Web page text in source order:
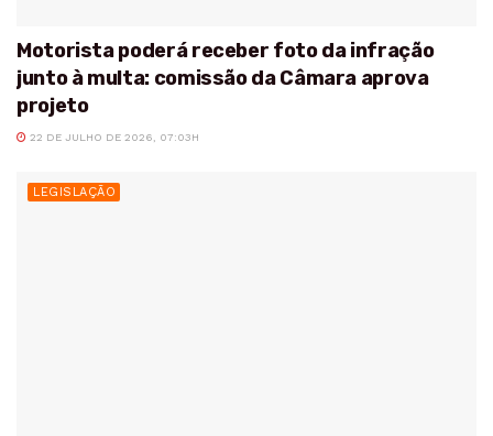
Motorista poderá receber foto da infração
junto à multa: comissão da Câmara aprova
projeto
22 DE JULHO DE 2026, 07:03H
LEGISLAÇÃO